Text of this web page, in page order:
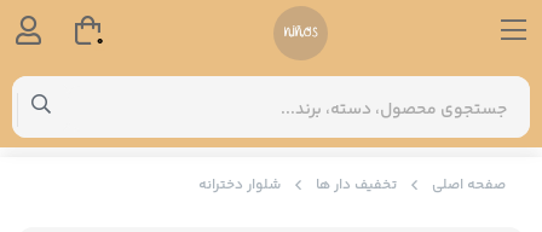
صفحه اصلی تخفیف دار ها شلوار دخترانه
0